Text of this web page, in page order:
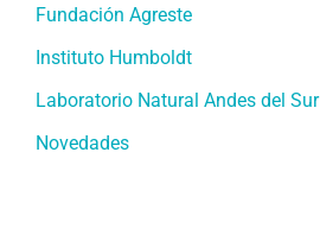
Fundación Agreste
Instituto Humboldt
Laboratorio Natural Andes del Sur
Novedades